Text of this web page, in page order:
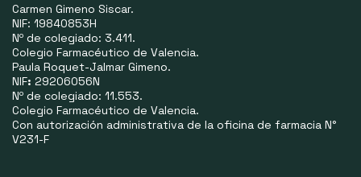
Carmen Gimeno Siscar.
NIF: 19840853H
Nº de colegiado: 3.411.
Colegio Farmacéutico de Valencia.
Paula Roquet-Jalmar Gimeno.
NIF: 29206056N
Nº de colegiado: 11.553.
Colegio Farmacéutico de Valencia.
Con autorización administrativa de la oficina de farmacia N°
V231-F